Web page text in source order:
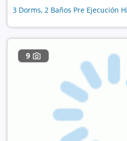
3 Dorms, 2 Baños Pre Ejecución
9